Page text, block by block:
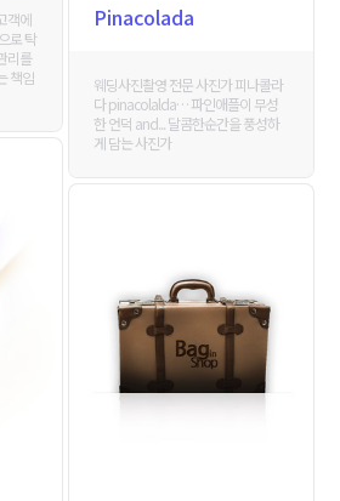
Pinacolada
웨딩사진촬영 전문 사진가 피나콜라
다 pinacolalda… 파인애플이 무성
한 언덕 and... 달콤한순간을 풍성하
게 담는 사진가
객에
로 탁
리를
책임